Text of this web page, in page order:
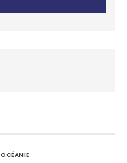
OCÉANIE